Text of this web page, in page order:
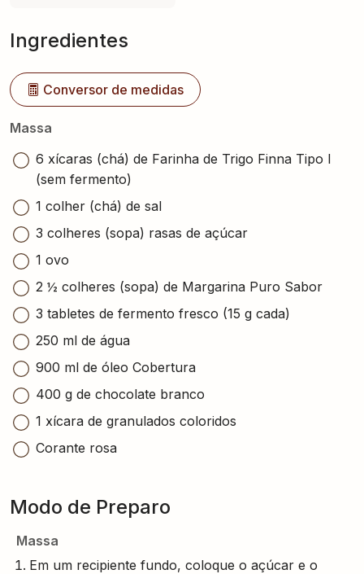
Ingredientes
Conversor de medidas
Massa
6 xícaras (chá) de Farinha de Trigo Finna Tipo I
(sem fermento)
1 colher (chá) de sal
3 colheres (sopa) rasas de açúcar
1 ovo
2 ½ colheres (sopa) de Margarina Puro Sabor
3 tabletes de fermento fresco (15 g cada)
250 ml de água
900 ml de óleo Cobertura
400 g de chocolate branco
1 xícara de granulados coloridos
Corante rosa
Modo de Preparo
Massa
Em um recipiente fundo, coloque o açúcar e o